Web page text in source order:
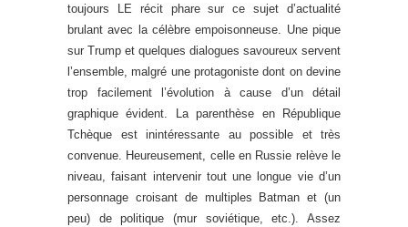
toujours LE récit phare sur ce sujet d’actualité
brulant avec la célèbre empoisonneuse. Une pique
sur Trump et quelques dialogues savoureux servent
l’ensemble, malgré une protagoniste dont on devine
trop facilement l’évolution à cause d’un détail
graphique évident. La parenthèse en République
Tchèque est inintéressante au possible et très
convenue. Heureusement, celle en Russie relève le
niveau, faisant intervenir tout une longue vie d’un
personnage croisant de multiples Batman et (un
peu) de politique (mur soviétique, etc.). Assez